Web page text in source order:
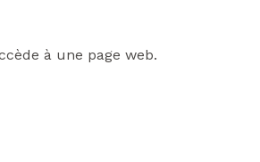
à une page web.